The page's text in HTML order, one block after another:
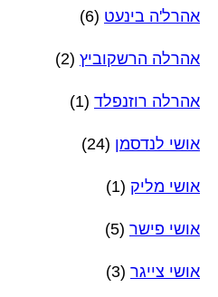
אהרל'ה בינעט (6)
אהרלה הרשקוביץ (2)
אהרלה רוזנפלד (1)
אושי לנדסמן (24)
אושי מליק (1)
אושי פישר (5)
אושי צייגר (3)